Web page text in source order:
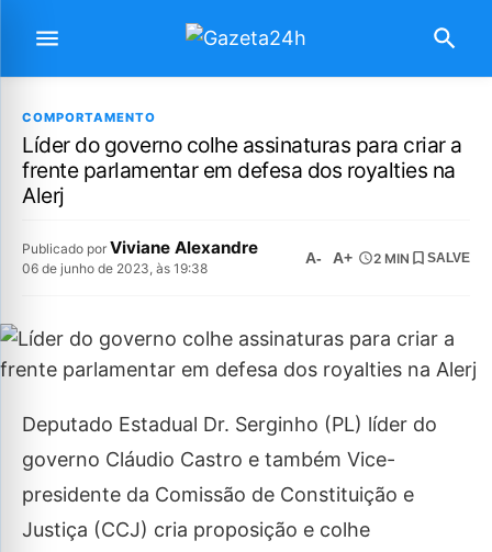
COMPORTAMENTO
Líder do governo colhe assinaturas para criar a
frente parlamentar em defesa dos royalties na
Alerj
Publicado por Viviane Alexandre
06 de junho de 2023, às 19:38
A- A+ 2 MIN SALVE
Deputado Estadual Dr. Serginho (PL) líder do
governo Cláudio Castro e também Vice-
presidente da Comissão de Constituição e
Justiça (CCJ) cria proposição e colhe